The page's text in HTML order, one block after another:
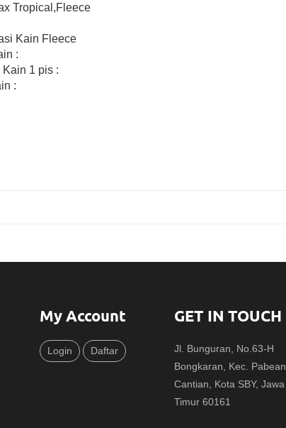
Tropical,Fleece
Kain Fleece
:
Kain 1 pis :
:
My Account
Login Daftar
GET IN TOUCH
Jl. Bunguran, No.63-H
Bongkaran, Kec. Pabean
Cantian, Kota SBY, Jawa
Timur 60161